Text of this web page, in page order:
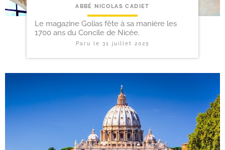
ABBÉ NICOLAS CADIET
Le magazine Golias fête à sa manière les
1700 ans du Concile de Nicée.
Paru le 31 juillet 2025